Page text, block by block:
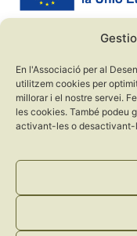
En l'Associació per al
utilitzem cookies per
millorar i el nostre servei.
les cookies. També podeu
activant-les o desactivant-